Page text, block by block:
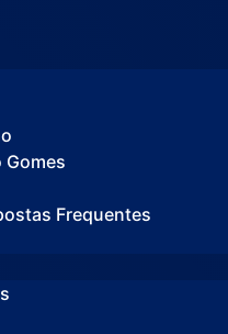
Gomes
Frequentes